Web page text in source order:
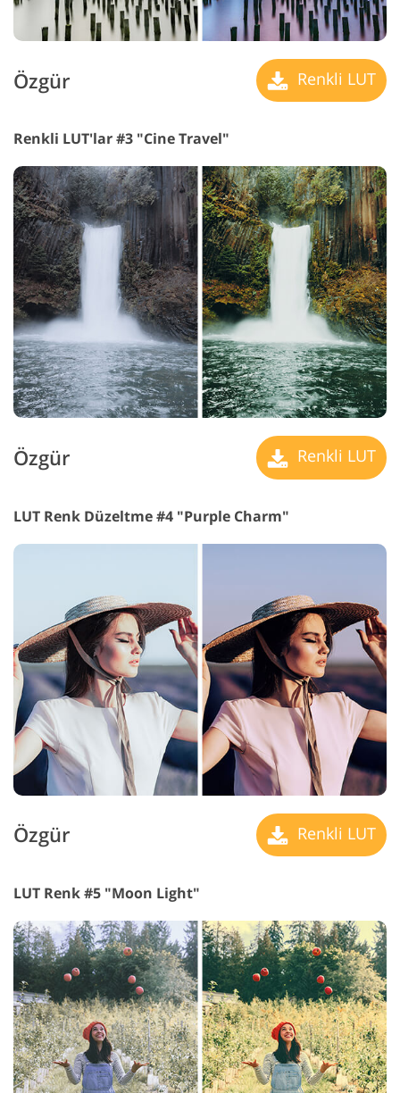
Özgür Renkli LUT
Renkli LUT'lar #3 "Cine Travel"
Özgür Renkli LUT
LUT Renk Düzeltme #4 "Purple Charm"
Özgür Renkli LUT
LUT Renk #5 "Moon Light"